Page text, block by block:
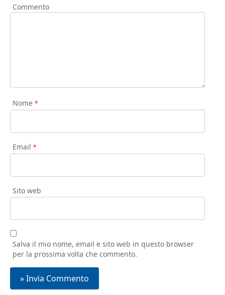
Commento
Nome *
Email *
Sito web
Salva il mio nome, email e sito web in questo browser
per la prossima volta che commento.